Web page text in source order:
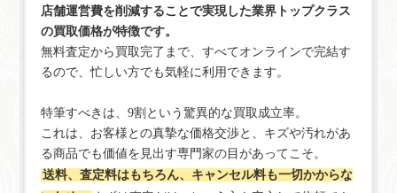
店舗運営費を削減することで実現した業界トップクラス
の買取価格が特徴です。
無料査定から買取完了まで、すべてオンラインで完結す
るので、忙しい方でも気軽に利用できます。
特筆すべきは、9割という驚異的な買取成立率。
これは、お客様との真摯な価格交渉と、キズや汚れがあ
る商品でも価値を見出す専門家の目があってこそ。
送料、査定料はもちろん、キャンセル料も一切かからな